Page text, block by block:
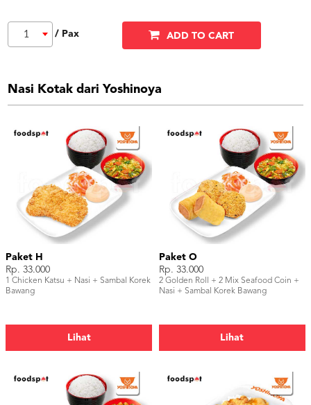
1 / Pax ADD TO CART
Nasi Kotak dari Yoshinoya
Paket H
Rp. 33.000
1 Chicken Katsu + Nasi + Sambal Korek
Bawang
Lihat
Paket O
Rp. 33.000
2 Golden Roll + 2 Mix Seafood Coin +
Nasi + Sambal Korek Bawang
Lihat